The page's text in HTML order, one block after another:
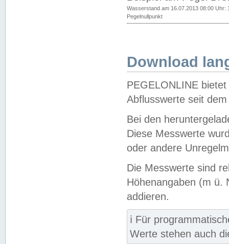
Wasserstand am 16.07.2013 08:00 Uhr:
Pegelnullpunkt
Download
PEGELONLINE
Abflusswerte seit
Bei den
Diese Messwerte
oder andere
Die Messwerte sind
Höhenangaben (m ü.
addieren.
ℹ️ Für
Werte stehen auch